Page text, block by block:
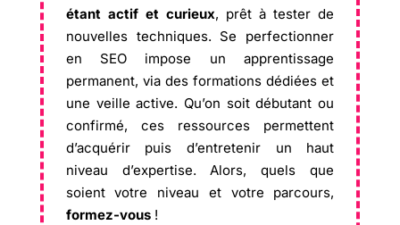
étant actif et curieux, prêt à tester de
nouvelles techniques. Se perfectionner
en SEO impose un apprentissage
permanent, via des formations dédiées et
une veille active. Qu’on soit débutant ou
confirmé, ces ressources permettent
d’acquérir puis d’entretenir un haut
niveau d’expertise. Alors, quels que
soient votre niveau et votre parcours,
formez-vous!